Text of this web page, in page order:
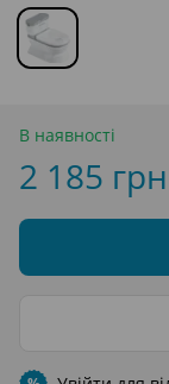
В наявності
2 185 грн